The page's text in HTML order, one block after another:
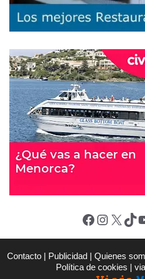
Facebook Instagram X (Twitter) TikTok YouTube
Contacto | Publicidad | Quienes
Política de cookies |